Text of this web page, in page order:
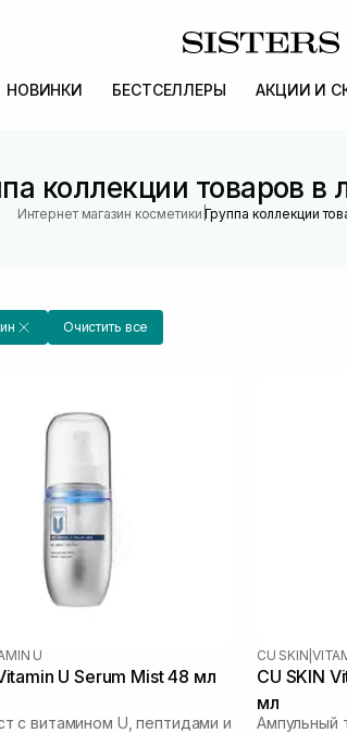
НОВИНКИ БЕСТСЕЛЛЕРЫ АКЦИИ И
коллекции товаров в
Интернет магазин косметики |Группа коллекции
Очистить все
U
U Serum Mist 48 мл
с витамином U, пептидами и
CU SKIN |
CU SKIN
мл
Ампульный